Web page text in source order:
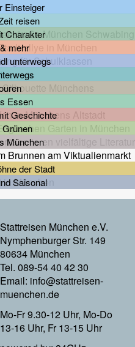
Einsteiger
reisen
Charakter
mehr
unterwegs
Essen
Geschichte
München
der Stadt
Saisonal
Stattreisen München e.V.
Nymphenburger Str. 149
80634 München
Tel. 089-54 40 42 30
Email: info@stattreisen-
muenchen.de
Mo-Fr 9.30-12 Uhr, Mo-Do
13-16 Uhr, Fr 13-15 Uhr